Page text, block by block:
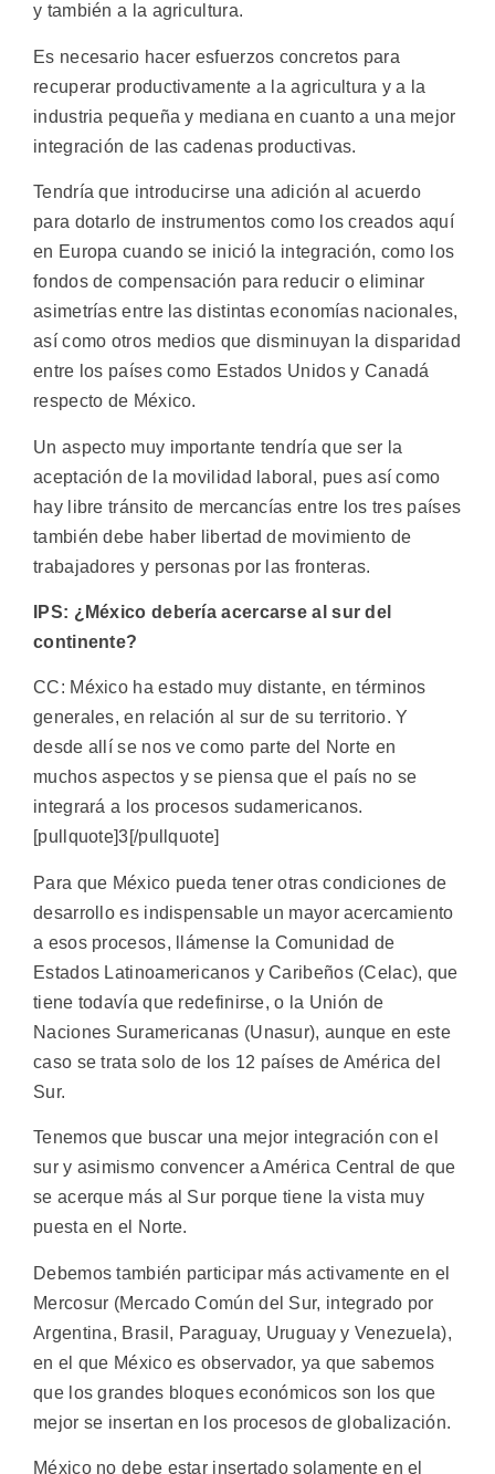
y también a la agricultura.
Es necesario hacer esfuerzos concretos para
recuperar productivamente a la agricultura y a la
industria pequeña y mediana en cuanto a una mejor
integración de las cadenas productivas.
Tendría que introducirse una adición al acuerdo
para dotarlo de instrumentos como los creados aquí
en Europa cuando se inició la integración, como los
fondos de compensación para reducir o eliminar
asimetrías entre las distintas economías nacionales,
así como otros medios que disminuyan la disparidad
entre los países como Estados Unidos y Canadá
respecto de México.
Un aspecto muy importante tendría que ser la
aceptación de la movilidad laboral, pues así como
hay libre tránsito de mercancías entre los tres países
también debe haber libertad de movimiento de
trabajadores y personas por las fronteras.
IPS: ¿México debería acercarse al sur del
continente?
CC: México ha estado muy distante, en términos
generales, en relación al sur de su territorio. Y
desde allí se nos ve como parte del Norte en
muchos aspectos y se piensa que el país no se
integrará a los procesos sudamericanos.
[pullquote]3[/pullquote]
Para que México pueda tener otras condiciones de
desarrollo es indispensable un mayor acercamiento
a esos procesos, llámense la Comunidad de
Estados Latinoamericanos y Caribeños (Celac), que
tiene todavía que redefinirse, o la Unión de
Naciones Suramericanas (Unasur), aunque en este
caso se trata solo de los 12 países de América del
Sur.
Tenemos que buscar una mejor integración con el
sur y asimismo convencer a América Central de que
se acerque más al Sur porque tiene la vista muy
puesta en el Norte.
Debemos también participar más activamente en el
Mercosur (Mercado Común del Sur, integrado por
Argentina, Brasil, Paraguay, Uruguay y Venezuela),
en el que México es observador, ya que sabemos
que los grandes bloques económicos son los que
mejor se insertan en los procesos de globalización.
México no debe estar insertado solamente en el